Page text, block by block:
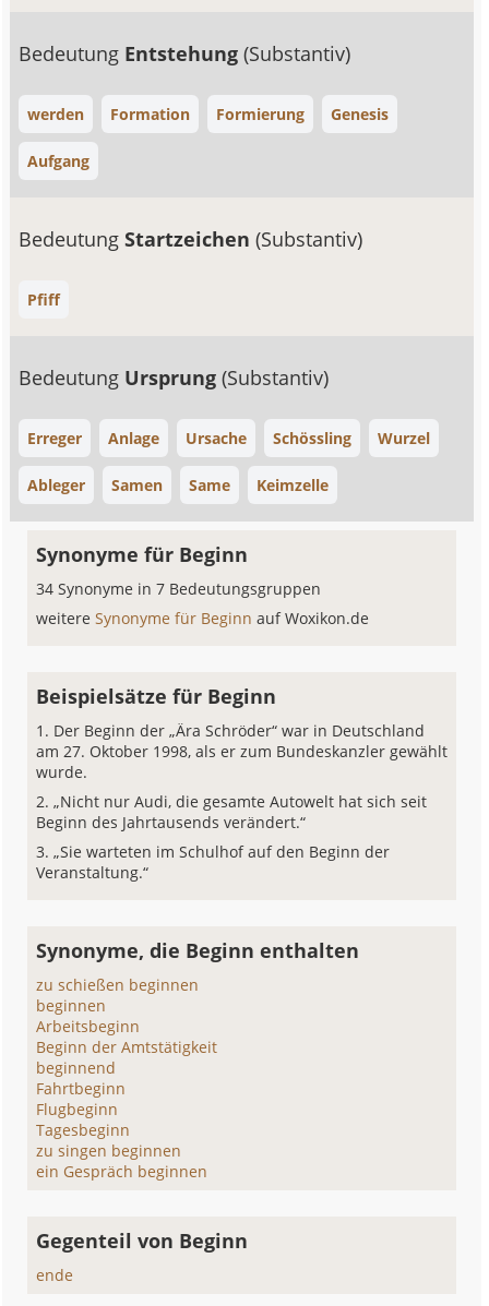
Bedeutung Entstehung(Substantiv)
werden Formation Formierung Genesis
Aufgang
BedeutungStartzeichen(Substantiv)
Pfiff
Bedeutung Ursprung(Substantiv)
Erreger Anlage Ursache Schössling Wurzel
Ableger Samen Same Keimzelle
Synonyme für Beginn
34 Synonyme in 7 Bedeutungsgruppen
weitereSynonyme für Beginnauf Woxikon.de
Beispielsätze für Beginn
Der Beginn der „Ära Schröder“ war in Deutschland
am 27. Oktober 1998, als er zum Bundeskanzler gewählt
wurde.
„Nicht nur Audi, die gesamte Autowelt hat sich seit
Beginn des Jahrtausends verändert.“
„Sie warteten im Schulhof auf den Beginn der
Veranstaltung.“
Synonyme, die Beginn enthalten
zu schießen beginnen
beginnen
Arbeitsbeginn
Beginn der Amtstätigkeit
beginnend
Fahrtbeginn
Flugbeginn
Tagesbeginn
zu singen beginnen
ein Gespräch beginnen
Gegenteil von Beginn
ende